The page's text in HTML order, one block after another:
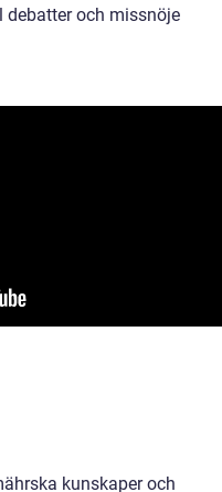
debatter och missnöje
kunskaper och